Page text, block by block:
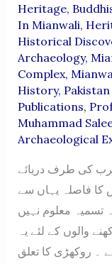
Heritage,
In Mianwali,
Historical
Archaeology,
Complex,
History,
Publications,
Muhammad
Archaeological
کی طرف دریائے
فاصلہ یہاں سے
تسمیہ معلوم نہیں
والوں کے لئے یہ